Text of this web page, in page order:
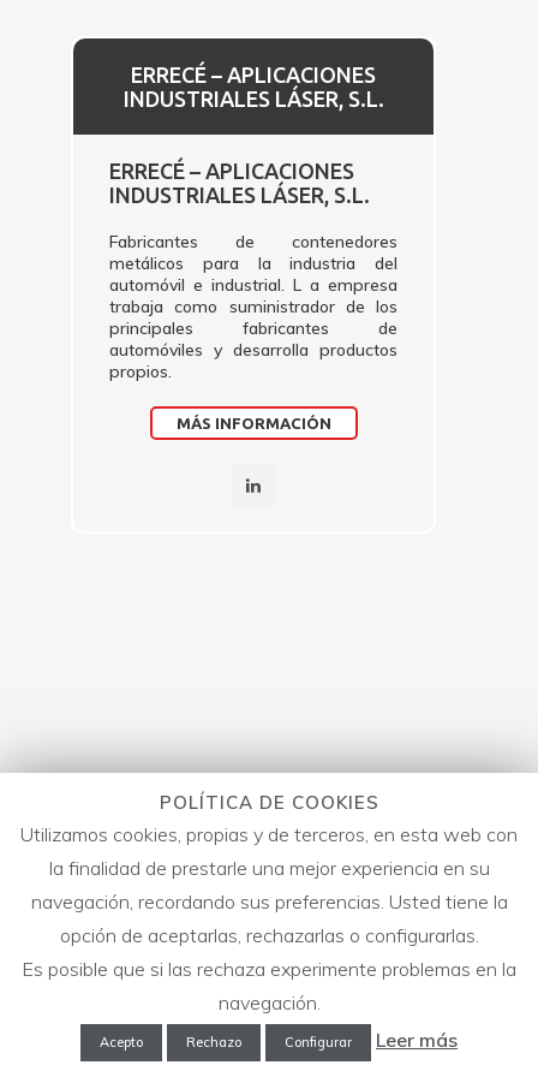
ERRECÉ – APLICACIONES
INDUSTRIALES LÁSER, S.L.
ERRECÉ – APLICACIONES
INDUSTRIALES LÁSER, S.L.
Fabricantes de contenedores
metálicos para la industria del
automóvil e industrial. L a empresa
trabaja como suministrador de los
principales fabricantes de
automóviles y desarrolla productos
propios.
MÁS INFORMACIÓN
POLÍTICA DE COOKIES
Utilizamos cookies, propias y de terceros, en esta web con
la finalidad de prestarle una mejor experiencia en su
navegación, recordando sus preferencias. Usted tiene la
opción de aceptarlas, rechazarlas o configurarlas.
Es posible que si las rechaza experimente problemas en la
navegación.
Acepto Rechazo Configurar Leer más